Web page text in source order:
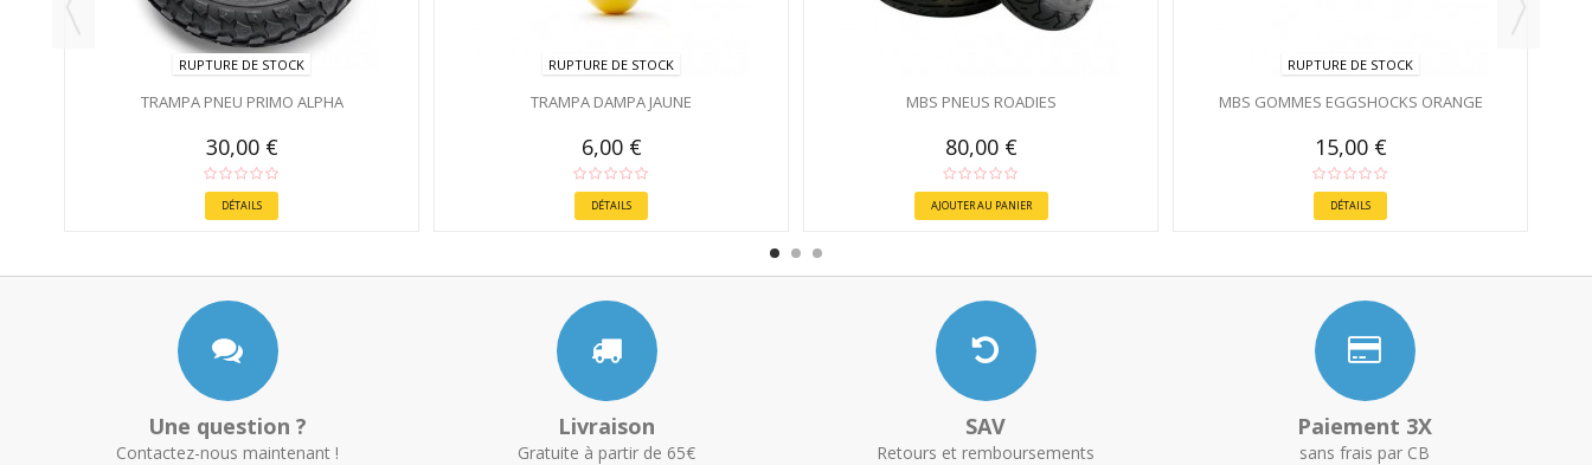
RUPTURE DE STOCK
TRAMPA PNEU PRIMO ALPHA
30,00 €
DÉTAILS
RUPTURE DE STOCK
TRAMPA DAMPA JAUNE
6,00 €
DÉTAILS
MBS PNEUS ROADIES
80,00 €
AJOUTER AU PANIER
RUPTURE DE STOCK
MBS GOMMES EGGSHOCKS ORANGE
15,00 €
DÉTAILS
Une question ?
Contactez-nous maintenant !
Livraison
Gratuite à partir de 65€
SAV
Retours et remboursements
Paiement 3X
sans frais par CB